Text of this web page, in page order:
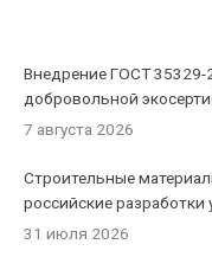
Внедрение ГОСТ 35329-
добровольной
7 августа 2026
Строительные
российские
31 июля 2026